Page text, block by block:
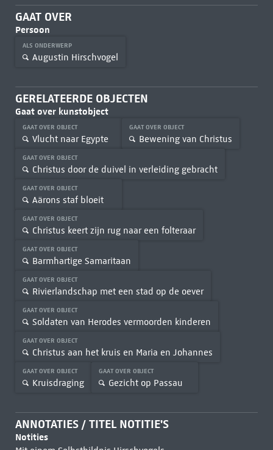
GAAT OVER
Persoon
ALS ONDERWERP
Augustin Hirschvogel
GERELATEERDE OBJECTEN
Gaat over kunstobject
GAAT OVER OBJECT
Vlucht naar Egypte
GAAT OVER OBJECT
Bewening van Christus
GAAT OVER OBJECT
Christus door de duivel in verleiding gebracht
GAAT OVER OBJECT
Aärons staf bloeit
GAAT OVER OBJECT
Christus keert zijn rug naar een folteraar
GAAT OVER OBJECT
Barmhartige Samaritaan
GAAT OVER OBJECT
Rivierlandschap met een stad op de oever
GAAT OVER OBJECT
Soldaten van Herodes vermoorden kinderen
GAAT OVER OBJECT
Christus aan het kruis en Maria en Johannes
GAAT OVER OBJECT
Kruisdraging
GAAT OVER OBJECT
Gezicht op Passau
ANNOTATIES / TITEL NOTITIE'S
Notities